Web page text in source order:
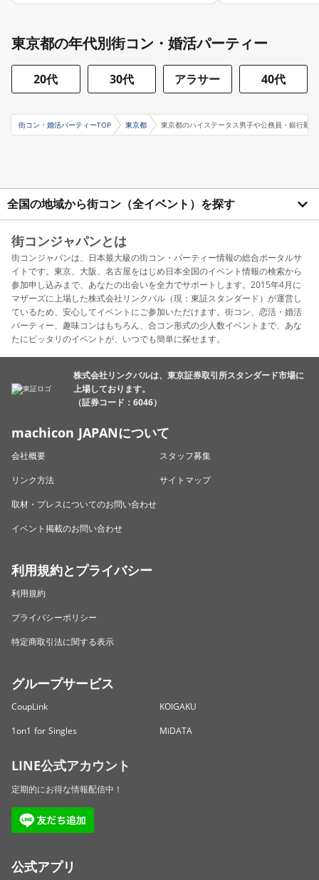
東京都の年代別街コン・婚活パーティー
20代 30代 アラサー 40代
街コン・婚活パーティーTOP 東京都 東京都のハイステータス男子や公務員・銀行勤
全国の地域から街コン（全イベント）を探す
街コンジャパンとは
街コンジャパンは、日本最大級の街コン・パーティー情報の総合ポータルサ
イトです。東京、大阪、名古屋をはじめ日本全国のイベント情報の検索から
参加申し込みまで、あなたの出会いを全力でサポートします。2015年4月に
マザーズに上場した株式会社リンクバル（現：東証スタンダード）が運営し
ているため、安心してイベントにご参加いただけます。街コン、恋活・婚活
パーティー、趣味コンはもちろん、合コン形式の少人数イベントまで、あな
たにピッタリのイベントが、いつでも簡単に探せます。
株式会社リンクバルは、東京証券取引所スタンダード市場に
上場しております。
（証券コード：6046）
machicon JAPANについて
会社概要
スタッフ募集
リンク方法
サイトマップ
取材・プレスについてのお問い合わせ
イベント掲載のお問い合わせ
利用規約とプライバシー
利用規約
プライバシーポリシー
特定商取引法に関する表示
グループサービス
CoupLink
KOIGAKU
1on1 for Singles
MiDATA
LINE公式アカウント
定期的にお得な情報配信中！
公式アプリ